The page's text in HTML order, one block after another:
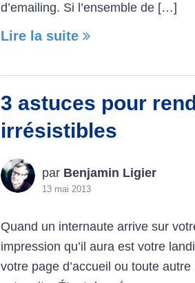
d’emailing. Si l’ensemble de […]
Lire la suite
3 astuces pour
irrésistibles
par Benjamin Ligier
13 mai 2013
Quand un internaute arrive sur
impression qu’il aura est votre
votre page d’accueil ou toute